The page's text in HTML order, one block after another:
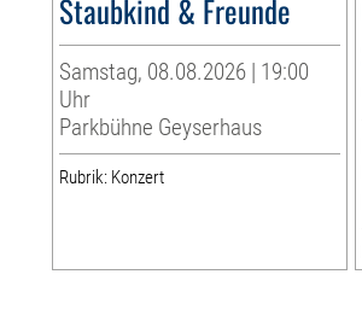
Staubkind & Freunde
Samstag, 08.08.2026 | 19:00
Uhr
Parkbühne Geyserhaus
Rubrik: Konzert